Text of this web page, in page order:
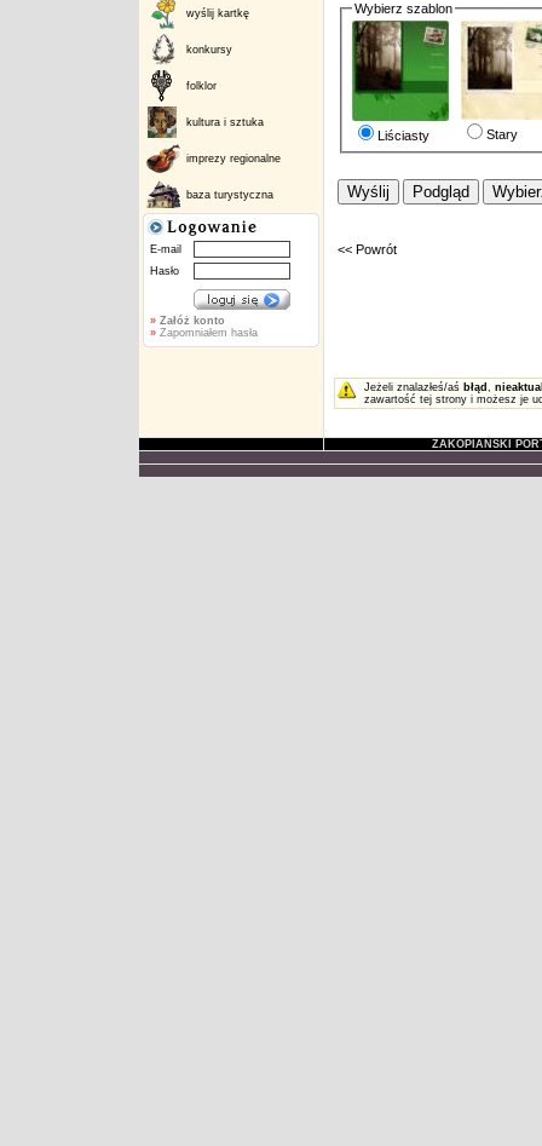
wyślij kartkę
konkursy
folklor
kultura i sztuka
imprezy regionalne
baza turystyczna
E-mail
Hasło
» Załóż konto
» Zapomniałem hasła
Wybierz szablon
Liściasty Stary
<< Powrót
Jeżeli znalazłeś/aś błąd ,
zawartość tej strony i możesz je
ZAKOPIAŃSKI